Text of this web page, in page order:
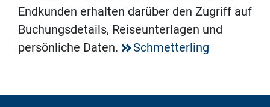
Endkunden erhalten darüber den Zugriff auf
Buchungsdetails, Reiseunterlagen und
persönliche Daten.
Schmetterling